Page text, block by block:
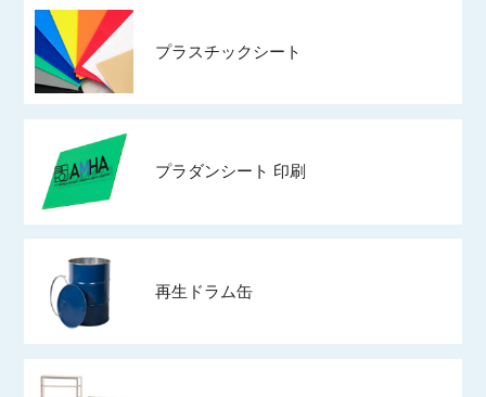
プラスチックシート
プラダンシート 印刷
再生ドラム缶